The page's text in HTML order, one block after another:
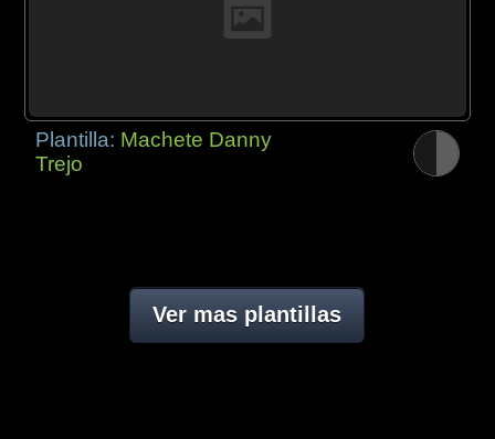
Plantilla: Machete Danny
Trejo
Ver mas plantillas